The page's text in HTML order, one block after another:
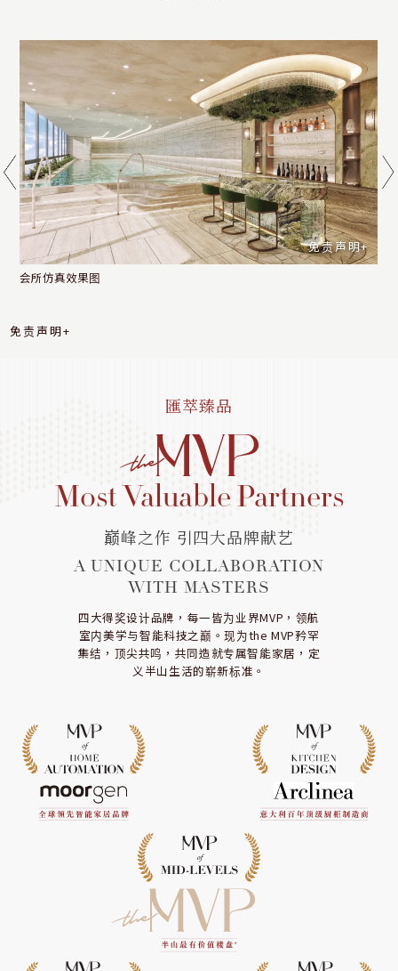
免责声明+
免责声明+
24小时健身室仿真效果图
免责声明+
免责声明+
免责声明+
匯萃臻品
Most Valuable Partners
巅峰之作 引四大品牌献艺
A UNIQUE COLLABORATION
WITH MASTERS
四大得奖设计品牌，每一皆为业界MVP，领航
室内美学与智能科技之巅。现为the MVP矜罕
集结，顶尖共鸣，共同造就专属智能家居，定
义半山生活的崭新标准。